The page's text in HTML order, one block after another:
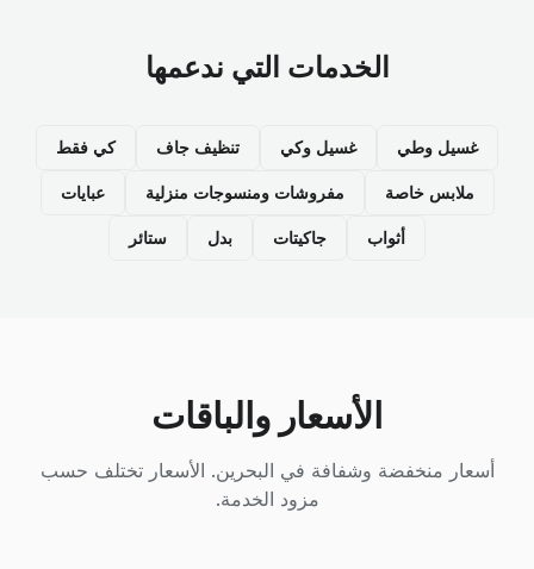
الخدمات التي ندعمها
غسيل وطي غسيل وكي تنظيف جاف كي فقط
ملابس خاصة مفروشات ومنسوجات منزلية عبايات
أثواب جاكيتات بدل ستائر
الأسعار والباقات
أسعار منخفضة وشفافة في البحرين. الأسعار تختلف حسب
مزود الخدمة.